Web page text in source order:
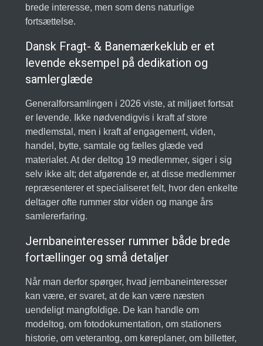
brede interesse, men som dens naturlige
fortsættelse.
Dansk Fragt- & Banemærkeklub er et
levende eksempel på dedikation og
samlerglæde
Generalforsamlingen i 2026 viste, at miljøet fortsat
er levende. Ikke nødvendigvis i kraft af store
medlemstal, men i kraft af engagement, viden,
handel, bytte, samtale og fælles glæde ved
materialet. At der deltog 19 medlemmer, siger i sig
selv ikke alt; det afgørende er, at disse medlemmer
repræsenterer et specialiseret felt, hvor den enkelte
deltager ofte rummer stor viden og mange års
samlererfaring.
Jernbaneinteresser rummer både brede
fortællinger og små detaljer
Når man derfor spørger, hvad jernbaneinteresser
kan være, er svaret, at de kan være næsten
uendeligt mangfoldige. De kan handle om
modeltog, om fotodokumentation, om stationers
historie, om veterantog, om køreplaner, om billetter,